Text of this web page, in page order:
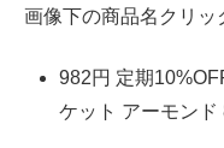
画像下の商品名クリッ
982円 定期
ケット アーモンド